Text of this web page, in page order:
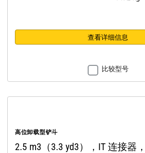
查看详细信息
比较型号
高位卸载型铲斗
2.5 m3（3.3 yd3），IT 连接器